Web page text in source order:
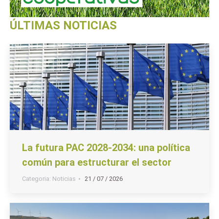
ÚLTIMAS NOTICIAS
La futura PAC 2028-2034: una política
común para estructurar el sector
Categoria: Noticias 21 / 07 / 2026